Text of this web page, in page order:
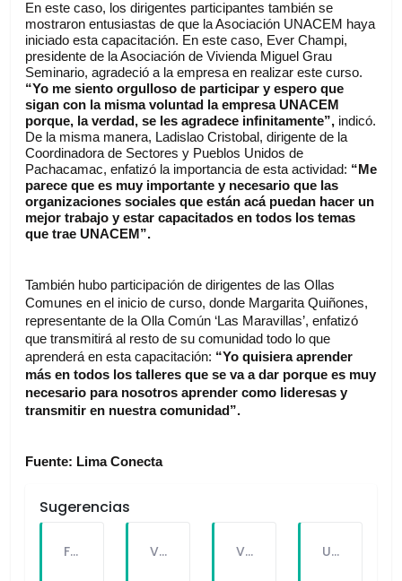
En este caso, los dirigentes participantes también se
mostraron entusiastas de que la Asociación UNACEM haya
iniciado esta capacitación. En este caso, Ever Champi, ​
presidente de la Asociación de Vivienda Miguel Grau
Seminario, agradeció a la empresa en realizar este curso.
“Yo me siento orgulloso de participar y espero que
sigan con la misma voluntad la empresa UNACEM
porque, la verdad, se les agradece infinitamente”, indicó.
De la misma manera, Ladislao Cristobal, dirigente de la
Coordinadora de Sectores y Pueblos Unidos de
Pachacamac, enfatizó la importancia de esta actividad: “Me
parece que es muy importante y necesario que las
organizaciones sociales que están acá puedan hacer un
mejor trabajo y estar capacitados en todos los temas
que trae UNACEM”.
También hubo participación de dirigentes de las Ollas
Comunes en el inicio de curso, donde Margarita Quiñones​,
representante de la Olla Común ‘Las Maravillas’, enfatizó
que transmitirá al resto de su comunidad todo lo que
aprenderá en esta capacitación: “Yo quisiera aprender
más en todos los talleres que se va a dar porque es muy
necesario para nosotros aprender como lideresas y
transmitir en nuestra comunidad”.
Fuente: Lima Conecta
Sugerencias
FALLECE FORTUNATO CHUQUITAYPE ANDRADE, “EL CHOLO”, REFERENTE DE LA SOLIDARIDAD Y LA CULTURA EN VILLA EL SALVADOR VILLA EL SALVADOR RECIBE A ANA CORREA PARA PRESENTAR LIBRO SOBRE MEMORIA, TEATRO Y RESISTENCIA DURANTE EL CONFLICTO ARMADO INTERNO. VILLA EL SALVADOR: EL ALCALDE GUIDO IÑIGO PERALTA PRIORIZÓ CONCIERTO DE SOMOS PERÚ Y NO ASISTIÓ AL DESFILE ESCOLAR CÍVICO CULTURAL 2026 UNIVERSIDAD SEÑOR DE SIPÁN PRESENTÓ ROBOT HUMANOIDE DE ÚLTIMA GENERACIÓN PARA FORTALECER LA INVESTIGACIÓN Y LA FORMACIÓN ACADÉMICA